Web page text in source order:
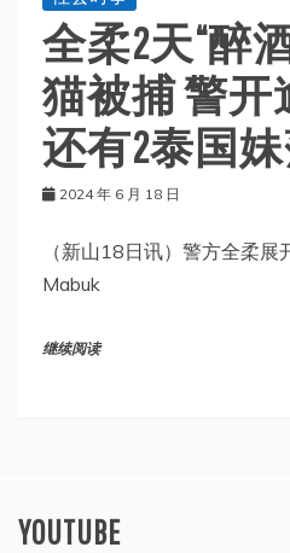
全柔2天“醉
猫被捕 警开
还有2泰国
2024 年 6 月 18 日
（新山18日讯）警方全柔展
Mabuk
继续阅读
YOUTUBE